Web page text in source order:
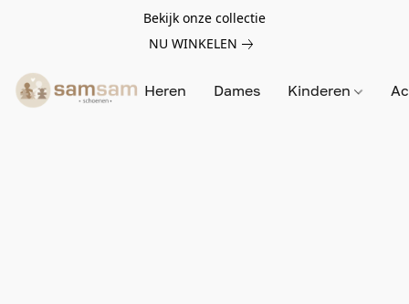
Bekijk onze collectie
NU WINKELEN
Heren Dames Kinderen